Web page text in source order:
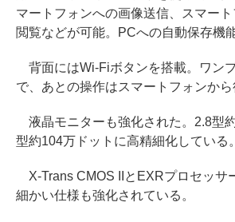
マートフォンへの画像送信、スマー
閲覧などが可能。PCへの自動保存機
背面にはWi-Fiボタンを搭載。ワン
で、あとの操作はスマートフォンから
液晶モニターも強化された。2.8型
型約104万ドットに高精細化している。
X-Trans CMOS IIとEXRプロセッサ
細かい仕様も強化されている。